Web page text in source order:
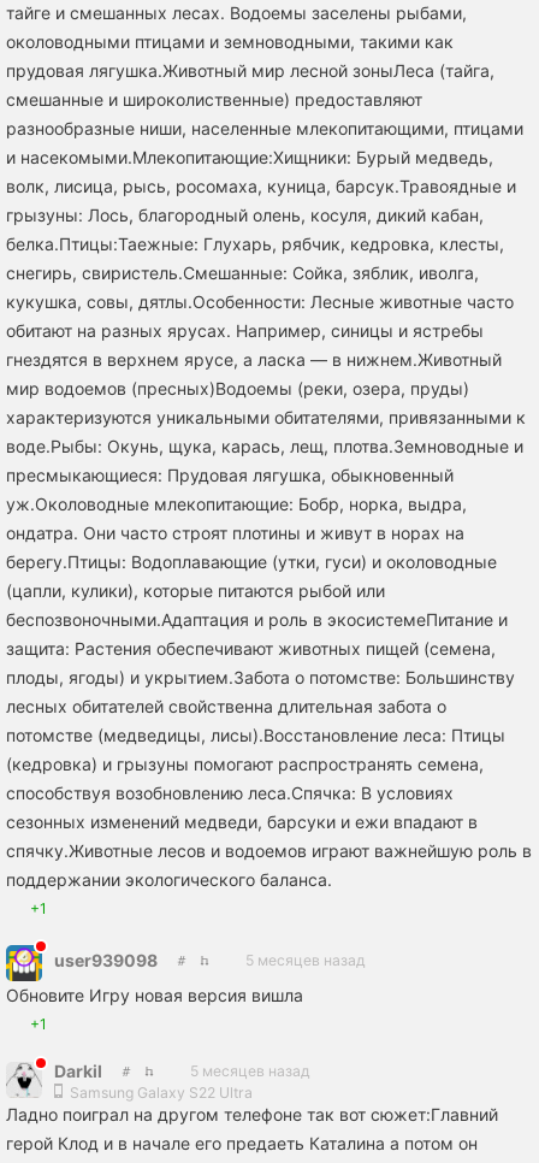
тайге и смешанных лесах. Водоемы заселены рыбами,
околоводными птицами и земноводными, такими как
прудовая лягушка.Животный мир лесной зоныЛеса (тайга,
смешанные и широколиственные) предоставляют
разнообразные ниши, населенные млекопитающими, птицами
и насекомыми.Млекопитающие:Хищники: Бурый медведь,
волк, лисица, рысь, росомаха, куница, барсук.Травоядные и
грызуны: Лось, благородный олень, косуля, дикий кабан,
белка.Птицы:Таежные: Глухарь, рябчик, кедровка, клесты,
снегирь, свиристель.Смешанные: Сойка, зяблик, иволга,
кукушка, совы, дятлы.Особенности: Лесные животные часто
обитают на разных ярусах. Например, синицы и ястребы
гнездятся в верхнем ярусе, а ласка — в нижнем.Животный
мир водоемов (пресных)Водоемы (реки, озера, пруды)
характеризуются уникальными обитателями, привязанными к
воде.Рыбы: Окунь, щука, карась, лещ, плотва.Земноводные и
пресмыкающиеся: Прудовая лягушка, обыкновенный
уж.Околоводные млекопитающие: Бобр, норка, выдра,
ондатра. Они часто строят плотины и живут в норах на
берегу.Птицы: Водоплавающие (утки, гуси) и околоводные
(цапли, кулики), которые питаются рыбой или
беспозвоночными.Адаптация и роль в экосистемеПитание и
защита: Растения обеспечивают животных пищей (семена,
плоды, ягоды) и укрытием.Забота о потомстве: Большинству
лесных обитателей свойственна длительная забота о
потомстве (медведицы, лисы).Восстановление леса: Птицы
(кедровка) и грызуны помогают распространять семена,
способствуя возобновлению леса.Спячка: В условиях
сезонных изменений медведи, барсуки и ежи впадают в
спячку.Животные лесов и водоемов играют важнейшую роль в
поддержании экологического баланса.
+1
user939098 5 месяцев назад
Обновите Игру новая версия вишла
+1
Darkil
5 месяцев назад
Samsung Galaxy S22 Ultra
Ладно поиграл на другом телефоне так вот сюжет:Главний
герой Клод и в начале его предаеть Каталина а потом он